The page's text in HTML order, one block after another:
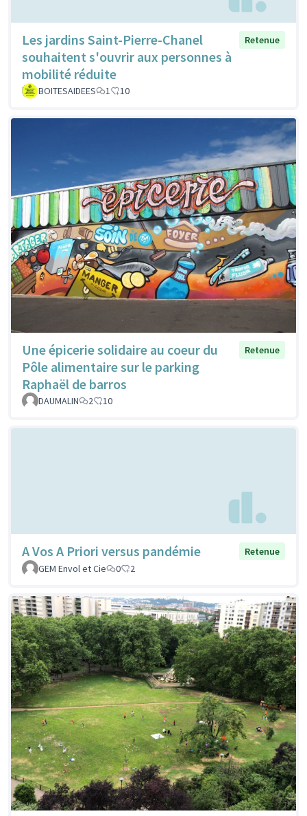
Les jardins Saint-Pierre-Chanel
souhaitent s'ouvrir aux personnes à
mobilité réduite
Retenue
BOITESAIDEES 1 10
Une épicerie solidaire au coeur du
Pôle alimentaire sur le parking
Raphaël de barros
Retenue
DAUMALIN 2 10
A Vos A Priori versus pandémie
Retenue
GEM Envol et Cie
0 2